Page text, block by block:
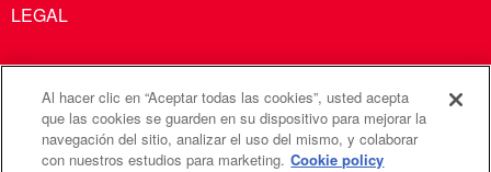
LEGAL
Comunicaciones Metodistas Unidas es una agencia de la
Iglesia Metodista Unida
Al hacer clic en “Aceptar todas las cookies”, usted acepta
que las cookies se guarden en su dispositivo para mejorar la
navegación del sitio, analizar el uso del mismo, y colaborar
con nuestros estudios para marketing. Cookie policy